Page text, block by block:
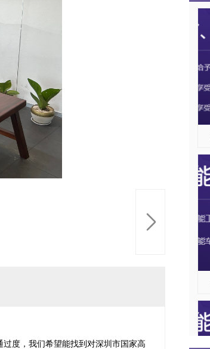
度，我们希望能找到对深圳市国家高